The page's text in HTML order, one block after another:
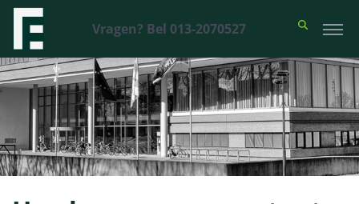
Vragen? Bel 013-2070527